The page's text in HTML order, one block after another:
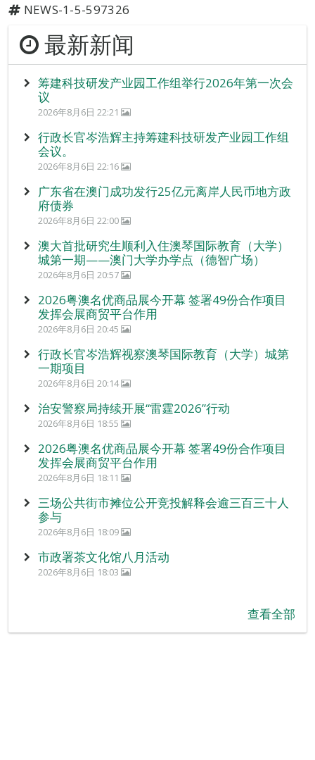
NEWS-1-5-597326
最新新闻
筹建科技研发产业园工作组举行2026年第一次会
议
2026年8月6日 22:21
行政长官岑浩辉主持筹建科技研发产业园工作组
会议。
2026年8月6日 22:16
广东省在澳门成功发行25亿元离岸人民币地方政
府债券
2026年8月6日 22:00
澳大首批研究生顺利入住澳琴国际教育（大学）
城第一期——澳门大学办学点（德智广场）
2026年8月6日 20:57
2026粤澳名优商品展今开幕 签署49份合作项目
发挥会展商贸平台作用
2026年8月6日 20:45
行政长官岑浩辉视察澳琴国际教育（大学）城第
一期项目
2026年8月6日 20:14
治安警察局持续开展“雷霆2026”行动
2026年8月6日 18:55
2026粤澳名优商品展今开幕 签署49份合作项目
发挥会展商贸平台作用
2026年8月6日 18:11
三场公共街市摊位公开竞投解释会逾三百三十人
参与
2026年8月6日 18:09
市政署茶文化馆八月活动
2026年8月6日 18:03
查看全部